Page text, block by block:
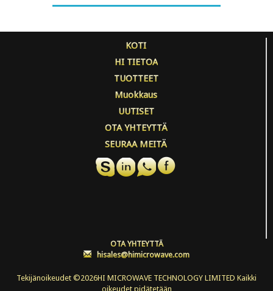
KOTI
HI TIETOA
TUOTTEET
Muokkaus
UUTISET
OTA YHTEYTTÄ
SEURAA MEITÄ
OTA YHTEYTTÄ
hisales@himicrowave.com
Tekijänoikeudet ©2026HI MICROWAVE TECHNOLOGY LIMITED Kaikki
oikeudet pidätetään